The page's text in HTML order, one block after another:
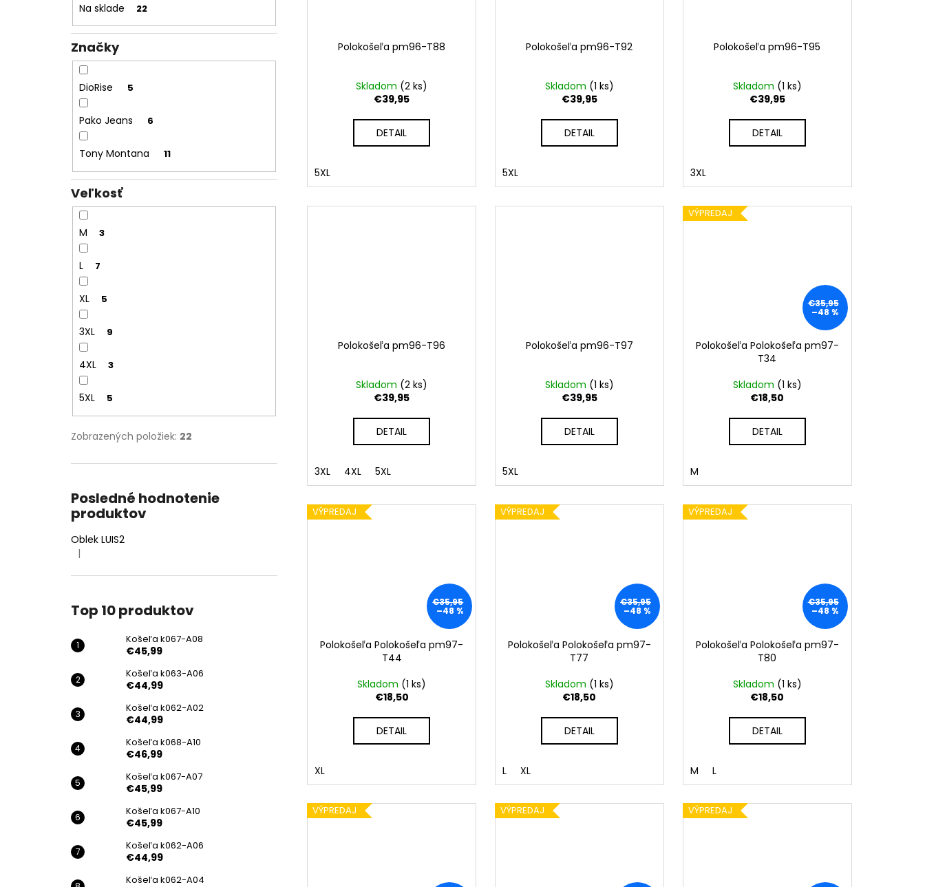
Na sklade 22
Značky
DioRise 5
Pako Jeans 6
Tony Montana 11
Veľkosť
M 3
L 7
XL 5
3XL 9
4XL 3
5XL 5
Zobrazených položiek: 22
Posledné hodnotenie
produktov
Oblek LUIS2
Hodnotenie produktu je 4 z 5 hviezdičiek.
|
Top 10 produktov
Košeľa k067-A08
€45,99
Košeľa k063-A06
€44,99
Košeľa k062-A02
€44,99
Košeľa k068-A10
€46,99
Košeľa k067-A07
€45,99
Košeľa k067-A10
€45,99
Košeľa k062-A06
€44,99
Košeľa k062-A04
Polokošeľa pm96-T88
Skladom (2 ks)
€39,95
DETAIL
5XL
Polokošeľa pm96-T92
Skladom (1 ks)
€39,95
DETAIL
5XL
Polokošeľa pm96-T95
Skladom (1 ks)
€39,95
DETAIL
3XL
Polokošeľa pm96-T96
Skladom (2 ks)
€39,95
DETAIL
3XL 4XL 5XL
Polokošeľa pm96-T97
Skladom (1 ks)
€39,95
DETAIL
5XL
VÝPREDAJ
€35,95
–48 %
Polokošeľa Polokošeľa pm97-
T34
Skladom (1 ks)
€18,50
DETAIL
M
VÝPREDAJ
€35,95
–48 %
Polokošeľa Polokošeľa pm97-
T44
Skladom (1 ks)
€18,50
DETAIL
XL
VÝPREDAJ
€35,95
–48 %
Polokošeľa Polokošeľa pm97-
T77
Skladom (1 ks)
€18,50
DETAIL
L XL
VÝPREDAJ
€35,95
–48 %
Polokošeľa Polokošeľa pm97-
T80
Skladom (1 ks)
€18,50
DETAIL
M L
VÝPREDAJ VÝPREDAJ VÝPREDAJ